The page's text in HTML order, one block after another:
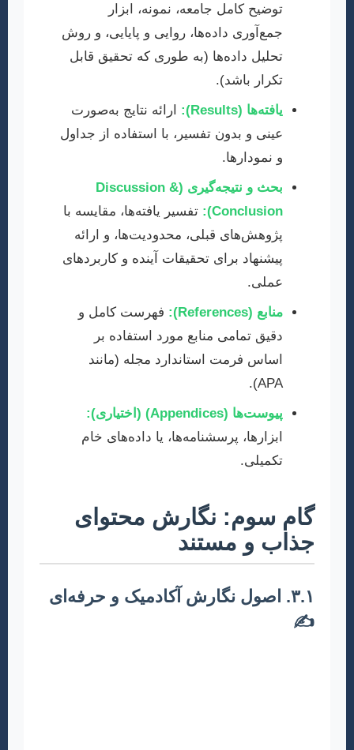
توضیح کامل جامعه، نمونه، ابزار
جمع‌آوری داده‌ها، روایی و پایایی، و روش
تحلیل داده‌ها (به طوری که تحقیق قابل
تکرار باشد).
یافته‌ها (Results):
ارائه نتایج به‌صورت
عینی و بدون تفسیر، با استفاده از جداول
و نمودارها.
بحث و نتیجه‌گیری (Discussion &
Conclusion):
تفسیر یافته‌ها، مقایسه با
پژوهش‌های قبلی، محدودیت‌ها، و ارائه
پیشنهاد برای تحقیقات آینده و کاربردهای
عملی.
منابع (References):
فهرست کامل و
دقیق تمامی منابع مورد استفاده بر
اساس فرمت استاندارد مجله (مانند
APA).
پیوست‌ها (Appendices) (اختیاری):
ابزارها، پرسشنامه‌ها، یا داده‌های خام
تکمیلی.
گام سوم: نگارش محتوای
جذاب و مستند
۳.۱. اصول نگارش آکادمیک و حرفه‌ای
✍️